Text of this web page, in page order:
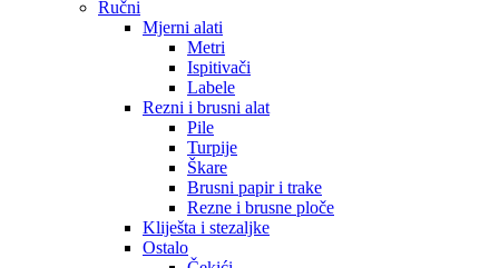
Ručni
Mjerni alati
Metri
Ispitivači
Labele
Rezni i brusni alat
Pile
Turpije
Škare
Brusni papir i trake
Rezne i brusne ploče
Kliješta i stezaljke
Ostalo